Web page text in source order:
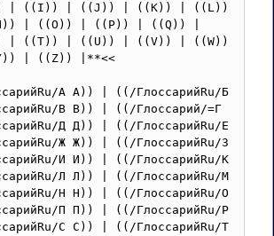
| ((I)) | ((J)) | ((K)) | ((L))
| ((O)) | ((P)) | ((Q)) |
| ((T)) | ((U)) | ((V)) | ((W))
| ((Z)) |**<<
А А)) | ((/ГлоссарийRu/Б
В В)) | ((/Глоссарий/=Г
Д Д)) | ((/ГлоссарийRu/Е
Ж Ж)) | ((/ГлоссарийRu/З
И И)) | ((/ГлоссарийRu/К
Л Л)) | ((/ГлоссарийRu/М
Н Н)) | ((/ГлоссарийRu/О
П П)) | ((/ГлоссарийRu/Р
С С)) | ((/ГлоссарийRu/Т